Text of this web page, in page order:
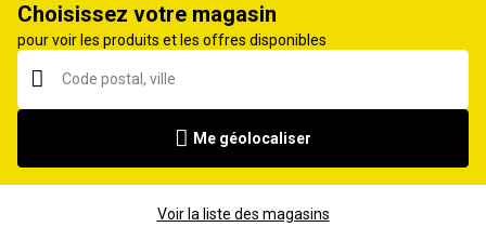
Choisissez votre magasin
pour voir les produits et les offres disponibles
Me géolocaliser
Voir la liste des magasins